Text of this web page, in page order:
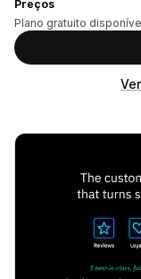
Preços
Plano gratuito